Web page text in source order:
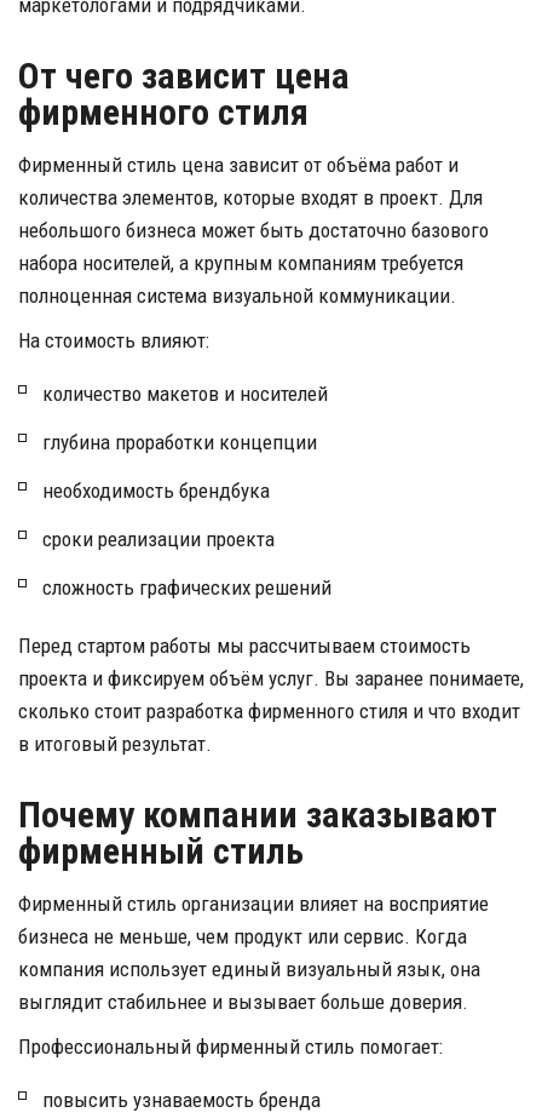
маркетологами и подрядчиками.
От чего зависит цена
фирменного стиля
Фирменный стиль цена зависит от объёма работ и
количества элементов, которые входят в проект. Для
небольшого бизнеса может быть достаточно базового
набора носителей, а крупным компаниям требуется
полноценная система визуальной коммуникации.
На стоимость влияют:
количество макетов и носителей
глубина проработки концепции
необходимость брендбука
сроки реализации проекта
сложность графических решений
Перед стартом работы мы рассчитываем стоимость
проекта и фиксируем объём услуг. Вы заранее понимаете,
сколько стоит разработка фирменного стиля и что входит
в итоговый результат.
Почему компании заказывают
фирменный стиль
Фирменный стиль организации влияет на восприятие
бизнеса не меньше, чем продукт или сервис. Когда
компания использует единый визуальный язык, она
выглядит стабильнее и вызывает больше доверия.
Профессиональный фирменный стиль помогает:
повысить узнаваемость бренда